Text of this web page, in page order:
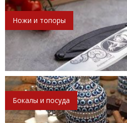
Ножи и топоры
Бокалы и посуда